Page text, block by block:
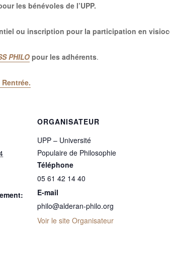
les bénévoles de l’UPP.
ou inscription pour la participation en
PHILO pour les adhérents.
.
ORGANISATEUR
UPP – Université
Populaire de Philosophie
Téléphone
05 61 42 14 40
E-mail
philo@alderan-philo.org
Voir le site Organisateur